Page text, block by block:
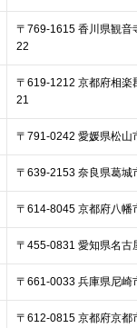
〒769-1615 香川県観音
22
〒619-1212 京都府相楽
21
〒791-0242 愛媛県松山
〒639-2153 奈良県葛城
〒614-8045 京都府八幡
〒455-0831 愛知県名古
〒661-0033 兵庫県尼崎
〒612-0815 京都府京都